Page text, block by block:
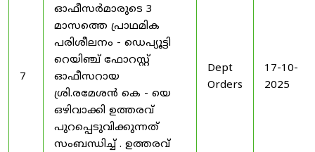
7
ഓഫീസർമാരുടെ 3
മാസത്തെ പ്രാഥമിക
പരിശീലനം - ഡെപ്യൂട്ടി
റെയിഞ്ച് ഫോറസ്റ്റ്
ഓഫീസറായ
ശ്രി.രമേശൻ കെ - യെ
ഒഴിവാക്കി ഉത്തരവ്
പുറപ്പെടുവിക്കുന്നത്
സംബന്ധിച്ച് . ഉത്തരവ്
Dept
Orders
17-10-
2025